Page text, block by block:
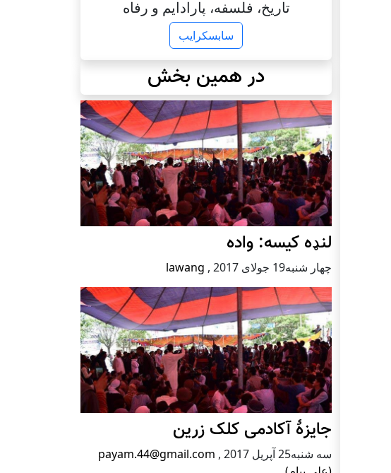
تاریخ، فلسفه، پارادایم و رفاه
سابسکرایب
در همین بخش
لنډه کیسه: واده
چهار شنبه19 جولای 2017 ,
lawang
جایزۀ آکادمی کلک زرین
سه شنبه25 آپریل 2017 ,
payam.44@gmail.com